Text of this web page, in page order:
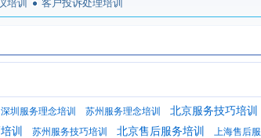
培训 客户投诉处理培训
深圳服务理念培训 苏州服务理念培训
北京服务技巧培训
训 苏州服务技巧培训 北京售后服务培训
上海售后服